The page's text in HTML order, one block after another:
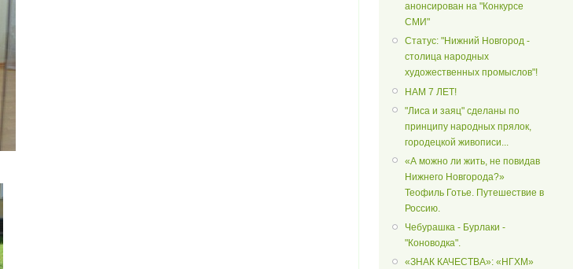
анонсирован на "Конкурсе
СМИ"
Статус: "Нижний Новгород -
столица народных
художественных промыслов"!
НАМ 7 ЛЕТ!
"Лиса и заяц" сделаны по
принципу народных прялок,
городецкой живописи...
«А можно ли жить, не повидав
Нижнего Новгорода?»
Теофиль Готье. Путешествие в
Россию.
Чебурашка - Бурлаки -
"Коноводка".
«ЗНАК КАЧЕСТВА»: «НГХМ»